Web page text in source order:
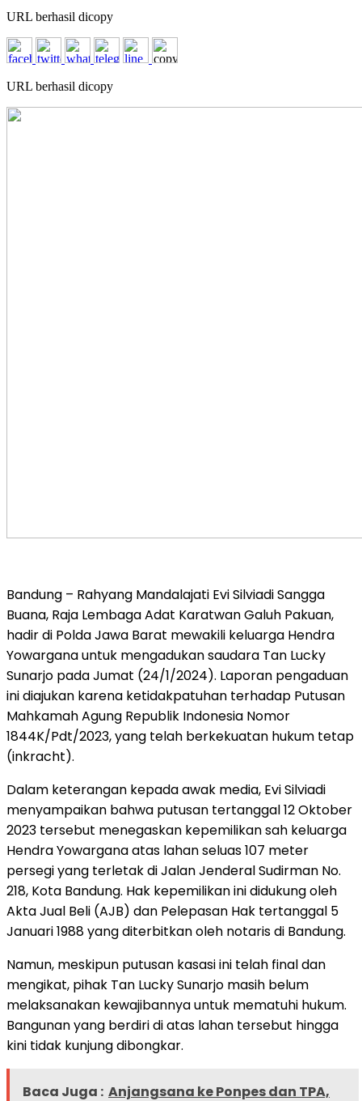
URL berhasil dicopy
URL berhasil dicopy
Bandung – Rahyang Mandalajati Evi Silviadi Sangga
Buana, Raja Lembaga Adat Karatwan Galuh Pakuan,
hadir di Polda Jawa Barat mewakili keluarga Hendra
Yowargana untuk mengadukan saudara Tan Lucky
Sunarjo pada Jumat (24/1/2024). Laporan pengaduan
ini diajukan karena ketidakpatuhan terhadap Putusan
Mahkamah Agung Republik Indonesia Nomor
1844K/Pdt/2023, yang telah berkekuatan hukum tetap
(inkracht).
Dalam keterangan kepada awak media, Evi Silviadi
menyampaikan bahwa putusan tertanggal 12 Oktober
2023 tersebut menegaskan kepemilikan sah keluarga
Hendra Yowargana atas lahan seluas 107 meter
persegi yang terletak di Jalan Jenderal Sudirman No.
218, Kota Bandung. Hak kepemilikan ini didukung oleh
Akta Jual Beli (AJB) dan Pelepasan Hak tertanggal 5
Januari 1988 yang diterbitkan oleh notaris di Bandung.
Namun, meskipun putusan kasasi ini telah final dan
mengikat, pihak Tan Lucky Sunarjo masih belum
melaksanakan kewajibannya untuk mematuhi hukum.
Bangunan yang berdiri di atas lahan tersebut hingga
kini tidak kunjung dibongkar.
Baca Juga : Anjangsana ke Ponpes dan TPA,